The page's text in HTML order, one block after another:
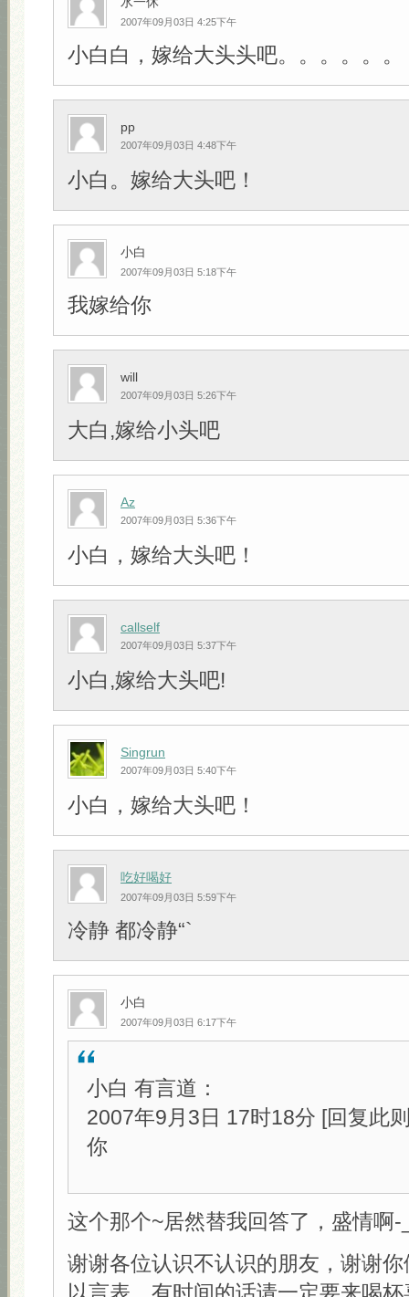
2007年09月03日 4:25下午
小白白，嫁给大头头吧。。。。。。
pp
2007年09月03日 4:48下午
小白。嫁给大头吧！
小白
2007年09月03日 5:18下午
我嫁给你
will
2007年09月03日 5:26下午
大白,嫁给小头吧
Az
2007年09月03日 5:36下午
小白，嫁给大头吧！
callself
2007年09月03日 5:37下午
小白,嫁给大头吧!
Singrun
2007年09月03日 5:40下午
小白，嫁给大头吧！
吃好喝好
2007年09月03日 5:59下午
冷静 都冷静“`
小白
2007年09月03日 6:17下午
小白 有言道：
2007年9月3日 17时18分 [回复此
你
这个那个~居然替我回答了，盛情啊-
谢谢各位认识不认识的朋友，谢谢